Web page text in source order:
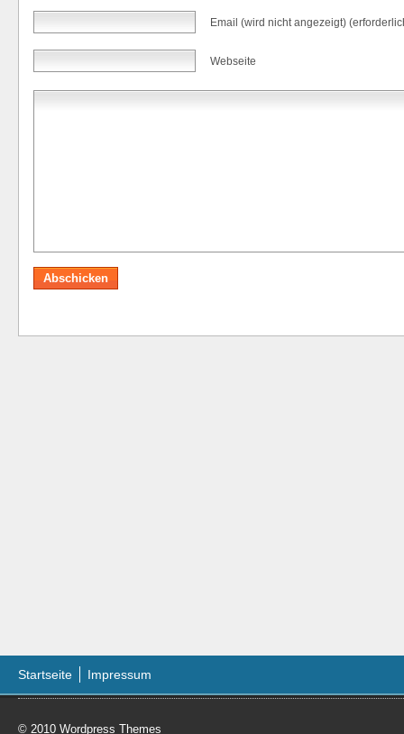
Email (wird nicht angezeigt)
Webseite
Startseite Impressum
© 2010 Wordpress Themes